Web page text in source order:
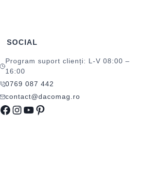
SOCIAL
Program suport clienți: L-V 08:00 –
16:00
0769 087 442
contact@dacomag.ro
Facebook
Instagram
YouTube
Pinterest